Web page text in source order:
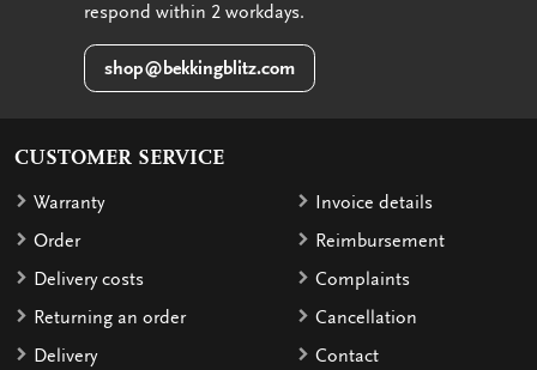
respond within 2 workdays.
shop@bekkingblitz.com
CUSTOMER SERVICE
Warranty
Order
Delivery costs
Returning an order
Delivery
Invoice details
Reimbursement
Complaints
Cancellation
Contact